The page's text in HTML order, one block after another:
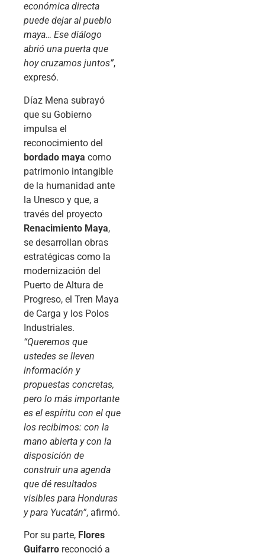
económica directa
puede dejar al pueblo
maya… Ese diálogo
abrió una puerta que
hoy cruzamos juntos”,
expresó.
Díaz Mena subrayó
que su Gobierno
impulsa el
reconocimiento del
bordado maya como
patrimonio intangible
de la humanidad ante
la Unesco y que, a
través del proyecto
Renacimiento Maya,
se desarrollan obras
estratégicas como la
modernización del
Puerto de Altura de
Progreso, el Tren Maya
de Carga y los Polos
Industriales.
“Queremos que
ustedes se lleven
información y
propuestas concretas,
pero lo más importante
es el espíritu con el que
los recibimos: con la
mano abierta y con la
disposición de
construir una agenda
que dé resultados
visibles para Honduras
y para Yucatán”, afirmó.
Por su parte, Flores
Guifarro reconoció a